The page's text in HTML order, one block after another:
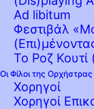
Ad libitum
Φεστιβάλ
Το Ροζ
Οι Φίλοι της Ορχήστρας
Χορηγοί
Χορηγοί